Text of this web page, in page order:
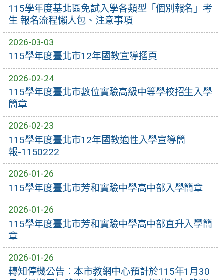
115學年度基北區免試入學各類型「個別報名」考
生 報名流程懶人包、注意事項
2026-03-03
115學年度臺北市12年國教宣導摺頁
2026-02-24
115學年度臺北市數位實驗高級中等學校招生入學
簡章
2026-02-23
115學年度臺北市12年國教適性入學宣導簡
報-1150222
2026-01-26
115學年度臺北市芳和實驗中學高中部入學簡章
2026-01-26
115學年度臺北市芳和實驗中學高中部直升入學簡
章
2026-01-26
轉知停機公告：本市教網中心預計於115年1月30